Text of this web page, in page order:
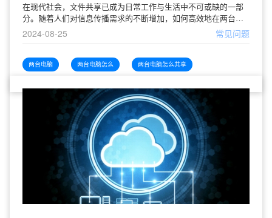
在现代社会，文件共享已成为日常工作与生活中不可或缺的一部
分。随着人们对信息传播需求的不断增加，如何高效地在两台电
脑之间共享文件显得尤为重要。本文将探讨常用的文件共享方法
及其步骤，以帮助用户在家中或工作
2024-08-25 常见问题
两台电脑 两台电脑怎么 两台电脑怎么共享